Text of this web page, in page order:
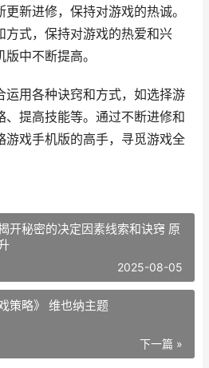
新进修，保持对游戏的热诚。
方式，保持对游戏的热爱和兴
中不断提高。
运用各种诀窍和方式，如选择游
、提高技能等。通过不断进修和
游戏手机版的高手，寻觅游戏全
开秘密的决定因素线索和诀窍 原
2025-08-05
策略》 维也纳主题
下一篇 »